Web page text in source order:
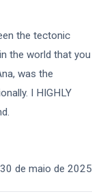
the tectonic
the world that you
was the
I HIGHLY
de maio de 2025